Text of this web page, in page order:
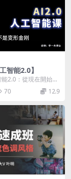
智能2.0】
2.0：從現在開始學
擁有AI- 1 AI思維
70 12.9